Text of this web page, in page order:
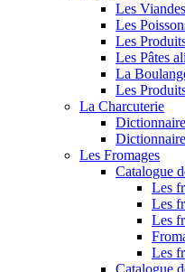
Les
Les
Les
Les Pâtes
La
Les
La Charcuterie
Les Fromages
Catalogue
Les
Les
Les
Les